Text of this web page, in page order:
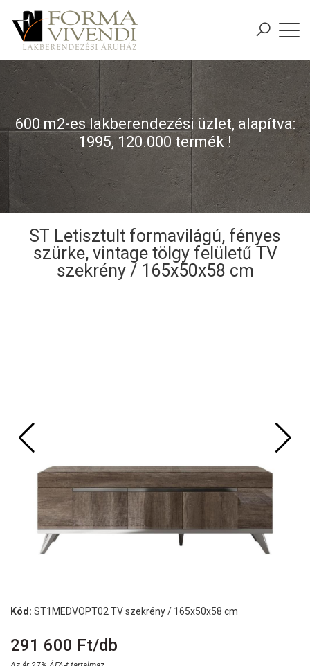
600 m2-es lakberendezési üzlet, alapítva:
1995, 120.000 termék !
ST Letisztult formavilágú, fényes
szürke, vintage tölgy felületű TV
szekrény / 165x50x58 cm
Kód: ST1MEDVOPT02 TV szekrény / 165x50x58 cm
291 600 Ft/db